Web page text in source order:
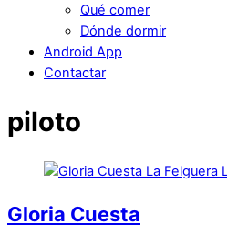
Qué comer
Dónde dormir
Android App
Contactar
piloto
Gloria Cuesta